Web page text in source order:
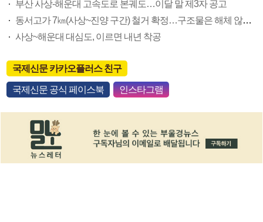
부산 사상-해운대 고속도로 본궤도…이달 말 제3자 공고
동서고가 7㎞(사상~진양 구간) 철거 확정…구조물은 해체 않고 활용될 수도
사상~해운대 대심도, 이르면 내년 착공
국제신문 카카오플러스 친구
국제신문 공식 페이스북 인스타그램